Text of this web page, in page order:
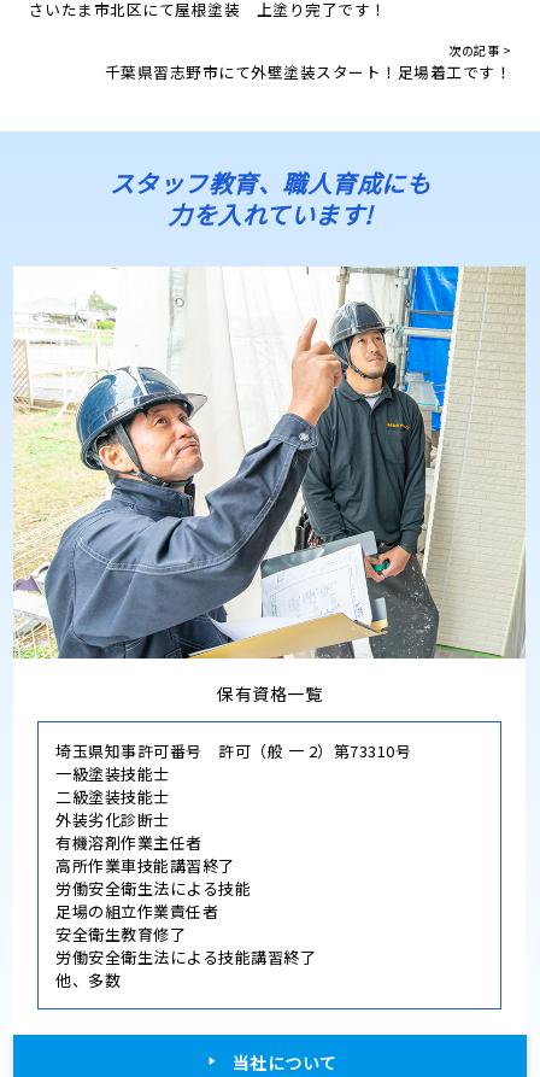
さいたま市北区にて屋根塗装 上塗り完了です！
次の記事 >
千葉県習志野市にて外壁塗装スタート！足場着工です！
スタッフ教育、職人育成にも
力を入れています!
保有資格一覧
埼玉県知事許可番号 許可（般 一 2）第73310号
一級塗装技能士
二級塗装技能士
外装劣化診断士
有機溶剤作業主任者
高所作業車技能講習終了
労働安全衛生法による技能
足場の組立作業責任者
安全衛生教育修了
労働安全衛生法による技能講習終了
他、多数
当社について